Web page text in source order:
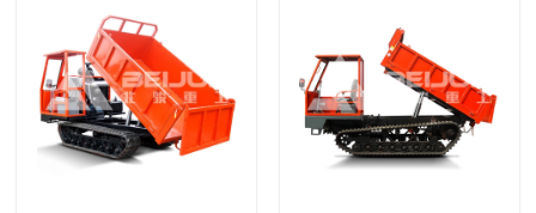
Подъем ножницы на колесе
Подземные транспортные средства